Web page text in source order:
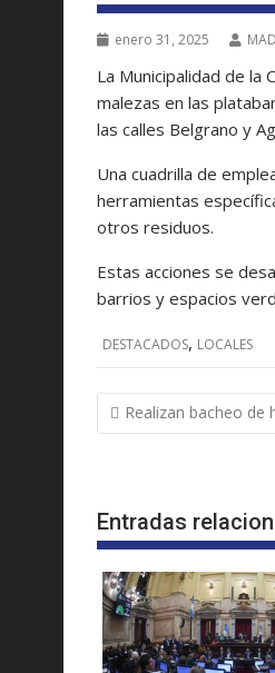
enero 31, 2025 MAD
La Municipalidad de
malezas en las
las calles Belgrano y
Una cuadrilla de
herramientas
otros residuos.
Estas acciones se
barrios y espacios
DESTACADOS, LOCALES
Navegación
de
Realizan bacheo de
Entradas